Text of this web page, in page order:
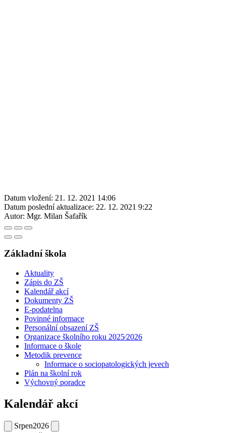
Datum vložení: 21. 12. 2021 14:06
Datum poslední aktualizace: 22. 12. 2021 9:22
Autor: Mgr. Milan Šafařík
Základní škola
Aktuality
Zápis do ZŠ
Kalendář akcí
Dokumenty ZŠ
E-podatelna
Povinné informace
Personální obsazení ZŠ
Organizace školního roku 2025⁄2026
Informace o škole
Metodik prevence
Informace o sociopatologických jevech
Plán na školní rok
Výchovný poradce
Kalendář akcí
Srpen2026